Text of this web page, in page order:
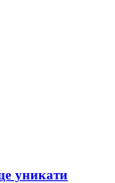
уникати